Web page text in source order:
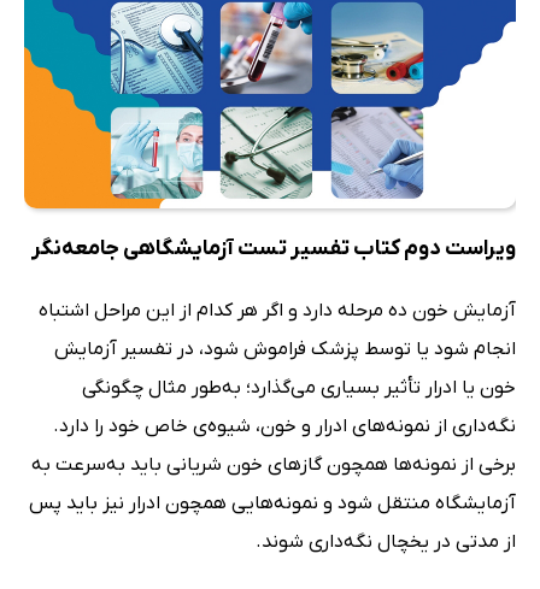
ویراست دوم کتاب تفسیر تست آزمایشگاهی جامعه‌نگر
آزمایش خون ده مرحله دارد و اگر هر کدام از این مراحل اشتباه
انجام شود یا توسط پزشک فراموش شود، در تفسیر آزمایش
خون یا ادرار تأثیر بسیاری می‌گذارد؛ به‌طور مثال چگونگی
نگه‌داری از نمونه‌های ادرار و خون، شیوه‌ی خاص خود را دارد.
برخی از نمونه‌ها همچون گازهای خون شریانی باید به‌سرعت به
آزمایشگاه منتقل شود و نمونه‌هایی همچون ادرار نیز باید پس
از مدتی در یخچال نگه‌داری شوند.